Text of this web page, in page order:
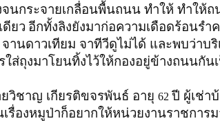
นกระจายเกลื่อนพื้นถนน ทำให้ ทำให้
ดียว อีกทั้งลิงยังมาก่อความเดือดร้อนร
นดาวเทียม จาทีวีดูไม่ได้ และพบว่าบ
ส่ถุงมาโยนทิ้งไว้ให้กองอยู่ข้างถนนกัน
เกียรติขจรพันธ์ อายุ 62 ปี ผู้เช่า
เรื่องหมูป่าก็อยากให้หน่วยงานราชการ